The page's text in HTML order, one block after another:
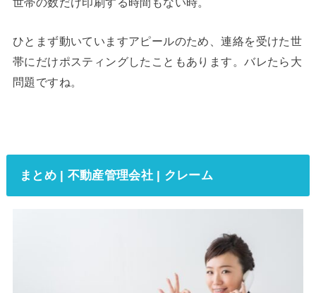
ひとまず動いていますアピールのため、連絡を受けた世
帯にだけポスティングしたこともあります。バレたら大
問題ですね。
まとめ | 不動産管理会社 | クレーム